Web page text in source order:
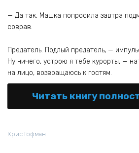
— Да так, Машка попросила завтра
соврав.
Предатель. Подлый предатель, —
Ну ничего, устрою я тебе курорты, —
на лицо, возвращаюсь к гостям.
Читать книгу
Крис Гофман